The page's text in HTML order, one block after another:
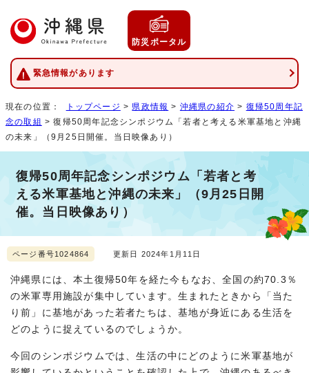
防災ポータル
緊急情報があります
現在の位置： トップページ > 県政情報 > 沖縄県の紹介 > 復帰50周年記
念の取組 > 復帰50周年記念シンポジウム「若者と考える米軍基地と沖縄
の未来」（9月25日開催。当日映像あり）
復帰50周年記念シンポジウム「若者と考
える米軍基地と沖縄の未来」（9月25日開
催。当日映像あり）
ページ番号1024864 更新日 2024年1月11日
沖縄県には、本土復帰50年を経た今もなお、全国の約70.3％
の米軍専用施設が集中しています。生まれたときから「当た
り前」に基地があった若者たちは、基地が身近にある生活を
どのように捉えているのでしょうか。
今回のシンポジウムでは、生活の中にどのように米軍基地が